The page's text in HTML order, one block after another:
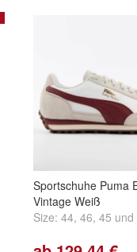
Sportschuhe Puma
Vintage Weiß
Size: 44, 46, 45 und